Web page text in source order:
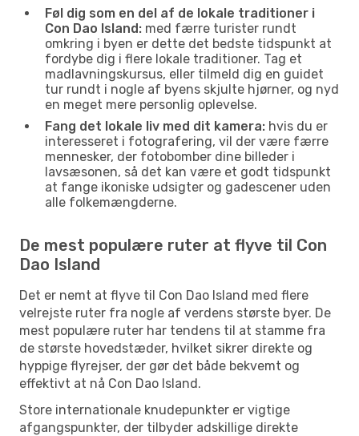
Føl dig som en del af de lokale traditioner i
Con Dao Island: med færre turister rundt
omkring i byen er dette det bedste tidspunkt at
fordybe dig i flere lokale traditioner. Tag et
madlavningskursus, eller tilmeld dig en guidet
tur rundt i nogle af byens skjulte hjørner, og nyd
en meget mere personlig oplevelse.
Fang det lokale liv med dit kamera: hvis du er
interesseret i fotografering, vil der være færre
mennesker, der fotobomber dine billeder i
lavsæsonen, så det kan være et godt tidspunkt
at fange ikoniske udsigter og gadescener uden
alle folkemængderne.
De mest populære ruter at flyve til Con
Dao Island
Det er nemt at flyve til Con Dao Island med flere
velrejste ruter fra nogle af verdens største byer. De
mest populære ruter har tendens til at stamme fra
de største hovedstæder, hvilket sikrer direkte og
hyppige flyrejser, der gør det både bekvemt og
effektivt at nå Con Dao Island.
Store internationale knudepunkter er vigtige
afgangspunkter, der tilbyder adskillige direkte